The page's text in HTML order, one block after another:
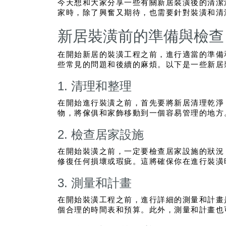
今天想和大家分享一些有關新居裝潢後的清
家時，除了興奮又期待，也需要針對裝潢和
新居裝潢前的準備與檢查
在開始新居的裝潢工程之前，進行適當的準
些常見的問題和後續的麻煩。以下是一些新
1. 清理和整理
在開始進行裝潢之前，首先要將新居清理乾
物，將傢俱和家飾移動到一個容易管理的地方
2. 檢查居家設施
在開始裝潢之前，一定要檢查居家設施的狀
修復任何損壞或瑕疵。這將確保你在進行裝
3. 測量和計畫
在開始裝潢工程之前，進行詳細的測量和計
個合理的時間表和預算。此外，測量和計畫